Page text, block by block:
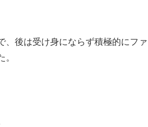
、後は受け身にならず積極的にフ